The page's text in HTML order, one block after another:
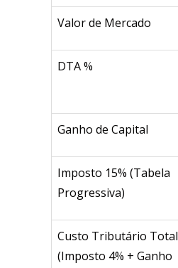
Valor de Mercado
DTA %
Ganho de Capital
Imposto 15% (Tabela
Progressiva)
Custo Tributário Total
(Imposto 4% + Ganho